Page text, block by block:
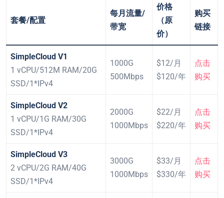
套餐/配置
每月流量/
带宽
价格
（原
价）
购买
链接
SimpleCloud V1
1 vCPU/512M RAM/20G
SSD/1*IPv4
1000G
500Mbps
$12/月
$120/年
点击
购买
SimpleCloud V2
1 vCPU/1G RAM/30G
SSD/1*IPv4
2000G
1000Mbps
$22/月
$220/年
点击
购买
SimpleCloud V3
2 vCPU/2G RAM/40G
SSD/1*IPv4
3000G
1000Mbps
$33/月
$330/年
点击
购买